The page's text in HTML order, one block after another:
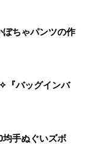
ぼちゃパンツの作
『バッグインバ
均手ぬぐいズボ